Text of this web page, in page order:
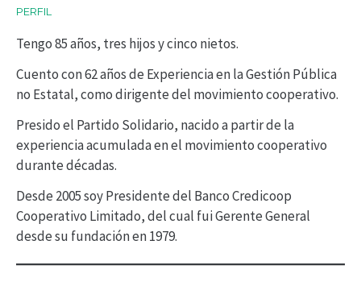
t
o
r
d
e
v
d
e
o
PERFIL
Tengo 85 años, tres hijos y cinco nietos.
Cuento con 62 años de Experiencia en la Gestión Pública
no Estatal, como dirigente del movimiento cooperativo.
Presido el Partido Solidario, nacido a partir de la
experiencia acumulada en el movimiento cooperativo
durante décadas.
Desde 2005 soy Presidente del Banco Credicoop
Cooperativo Limitado, del cual fui Gerente General
desde su fundación en 1979.